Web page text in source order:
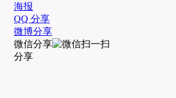
海报
QQ 分享
微博分享
微信分享
分享